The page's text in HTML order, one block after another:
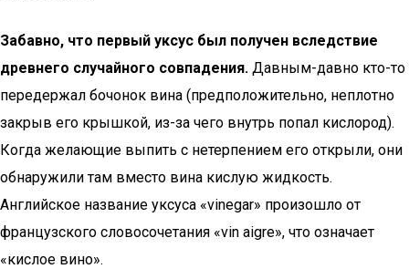
Забавно, что первый уксус был получен вследствие
древнего случайного совпадения. Давным-давно кто-то
передержал бочонок вина (предположительно, неплотно
закрыв его крышкой, из-за чего внутрь попал кислород).
Когда желающие выпить с нетерпением его открыли, они
обнаружили там вместо вина кислую жидкость.
Английское название уксуса «vinegar» произошло от
французского словосочетания «vin aigre», что означает
«кислое вино».